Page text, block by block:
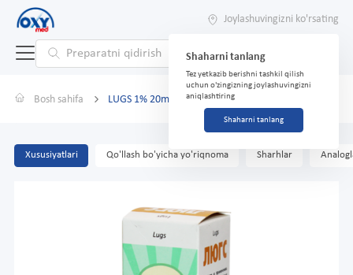
Joylashuvingizni ko'rsating
Shaharni tanlang
Tez yetkazib berishni tashkil qilish
uchun o'zingizning joylashuvingizni
aniqlashtiring
Shaharni tanlang
Bosh sahifa LUGS 1% 20ml
Xususiyatlari Qo'llash bo'yicha yo'riqnoma Sharhlar